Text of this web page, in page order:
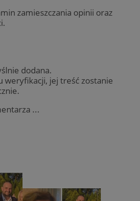
zamieszczania opinii oraz
dodana.
weryfikacji, jej treść zostanie
...